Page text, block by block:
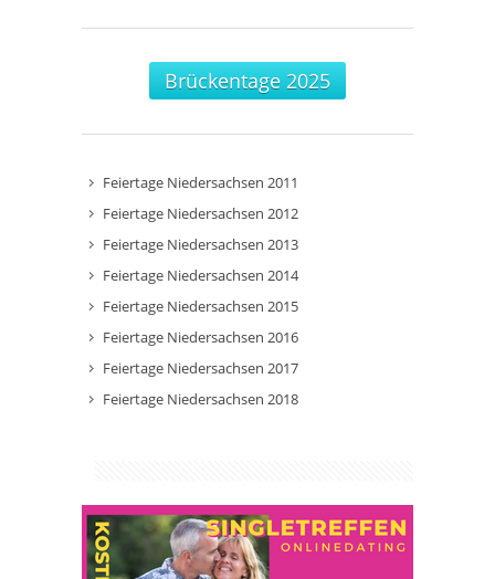
Brückentage 2025
Feiertage Niedersachsen 2011
Feiertage Niedersachsen 2012
Feiertage Niedersachsen 2013
Feiertage Niedersachsen 2014
Feiertage Niedersachsen 2015
Feiertage Niedersachsen 2016
Feiertage Niedersachsen 2017
Feiertage Niedersachsen 2018